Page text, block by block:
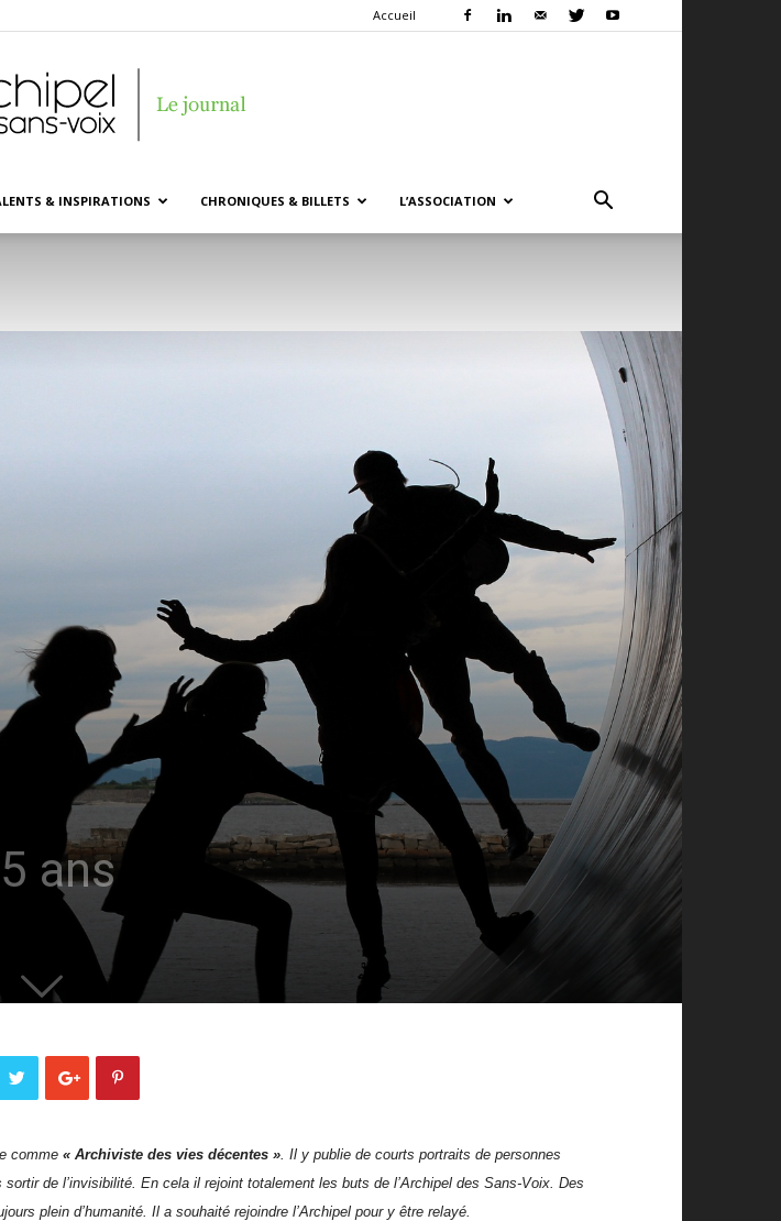
Accueil
voix
& INSPIRATIONS CHRONIQUES & BILLETS L’ASSOCIATION
ans
comme « Archiviste des vies décentes ». Il y publie de courts portraits de personnes
de l’invisibilité. En cela il rejoint totalement les buts de l’Archipel des Sans-Voix. Des
plein d’humanité. Il a souhaité rejoindre l’Archipel pour y être relayé.